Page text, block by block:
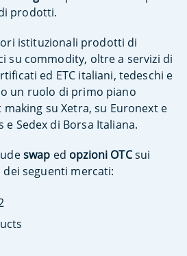
prodotti.
istituzionali prodotti di
su commodity, oltre a servizi di
ed ETC italiani, tedeschi e
un ruolo di primo piano
su Xetra, su Euronext e
e Sedex di Borsa Italiana.
swap ed opzioni OTCsui
seguenti mercati: